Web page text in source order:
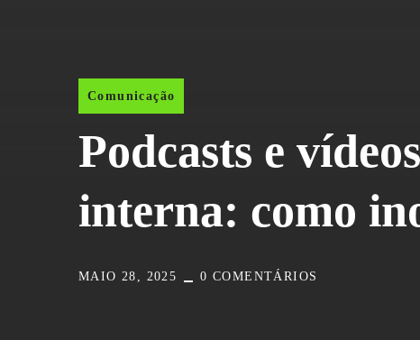
Comunicação
Podcasts e
interna: como
MAIO 28, 2025 0 COMENTÁRIOS